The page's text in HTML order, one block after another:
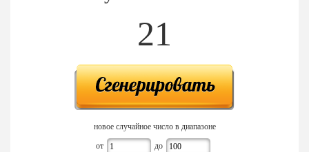
21
новое случайное число в диапазоне
от до